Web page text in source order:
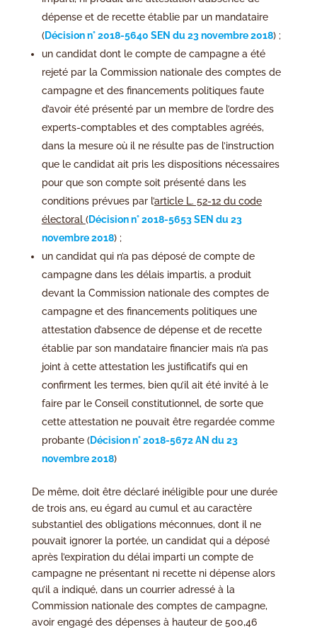
dépense et de recette établie par un mandataire
(Décision n° 2018-5640 SEN du 23 novembre 2018) ;
un candidat dont le compte de campagne a été
rejeté par la Commission nationale des comptes de
campagne et des financements politiques faute
d’avoir été présenté par un membre de l’ordre des
experts-comptables et des comptables agréés,
dans la mesure où il ne résulte pas de l’instruction
que le candidat ait pris les dispositions nécessaires
pour que son compte soit présenté dans les
conditions prévues par l’article L. 52-12 du code
électoral (Décision n° 2018-5653 SEN du 23
novembre 2018) ;
un candidat qui n’a pas déposé de compte de
campagne dans les délais impartis, a produit
devant la Commission nationale des comptes de
campagne et des financements politiques une
attestation d’absence de dépense et de recette
établie par son mandataire financier mais n’a pas
joint à cette attestation les justificatifs qui en
confirment les termes, bien qu’il ait été invité à le
faire par le Conseil constitutionnel, de sorte que
cette attestation ne pouvait être regardée comme
probante (Décision n° 2018-5672 AN du 23
novembre 2018)
De même, doit être déclaré inéligible pour une durée
de trois ans, eu égard au cumul et au caractère
substantiel des obligations méconnues, dont il ne
pouvait ignorer la portée, un candidat qui a déposé
après l’expiration du délai imparti un compte de
campagne ne présentant ni recette ni dépense alors
qu’il a indiqué, dans un courrier adressé à la
Commission nationale des comptes de campagne,
avoir engagé des dépenses à hauteur de 500,46